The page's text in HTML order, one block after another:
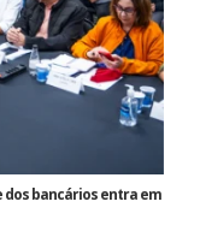
dos bancários entra em